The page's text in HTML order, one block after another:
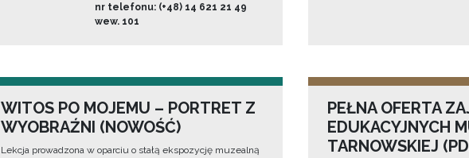
nr telefonu: (+48) 14 621 21 49
wew. 101
WITOS PO MOJEMU – PORTRET Z
WYOBRAŹNI (NOWOŚĆ)
Lekcja prowadzona w oparciu o stałą ekspozycję muzealną
PEŁNA OFERTA
EDUKACYJNYCH
TARNOWSKIEJ